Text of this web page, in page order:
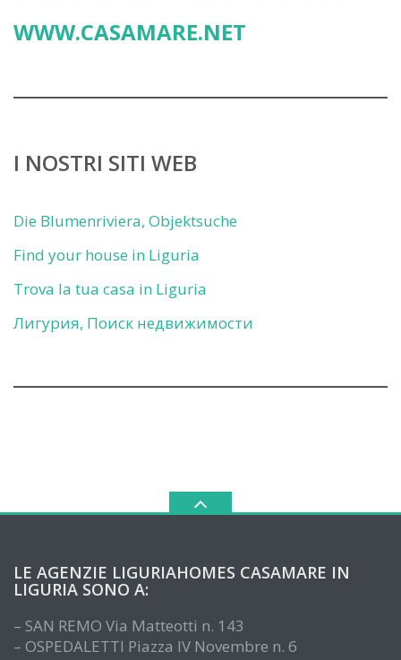
WWW.CASAMARE.NET
I NOSTRI SITI WEB
Die Blumenriviera, Objektsuche
Find your house in Liguria
Trova la tua casa in Liguria
Лигурия, Поиск недвижимости
LE AGENZIE LIGURIAHOMES CASAMARE IN
LIGURIA SONO A:
– SAN REMO Via Matteotti n. 143
– OSPEDALETTI Piazza IV Novembre n. 6